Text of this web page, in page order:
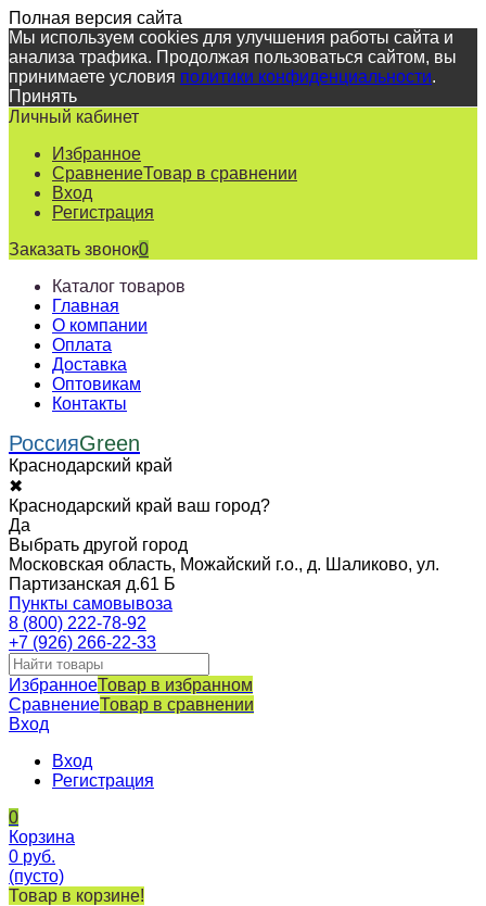
Полная версия сайта
Мы используем cookies для улучшения работы сайта и
анализа трафика. Продолжая пользоваться сайтом, вы
принимаете условия политики конфиденциальности.
Принять
Личный кабинет
Избранное
СравнениеТовар в сравнении
Вход
Регистрация
Заказать звонок0
Каталог товаров
Главная
О компании
Оплата
Доставка
Оптовикам
Контакты
РоссияGreen
Краснодарский край
✖
Краснодарский край ваш город?
Да
Выбрать другой город
Московская область, Можайский г.о., д. Шаликово, ул.
Партизанская д.61 Б
Пункты самовывоза
8 (800) 222-78-92
+7 (926) 266-22-33
ИзбранноеТовар в избранном
СравнениеТовар в сравнении
Вход
Вход
Регистрация
0
Корзина
0 руб.
(пусто)
Товар в корзине!